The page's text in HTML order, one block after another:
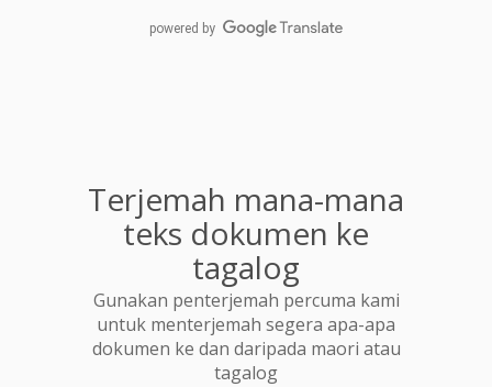
powered by
Terjemah mana-mana
teks dokumen ke
tagalog
Gunakan penterjemah percuma kami
untuk menterjemah segera apa-apa
dokumen ke dan daripada maori atau
tagalog